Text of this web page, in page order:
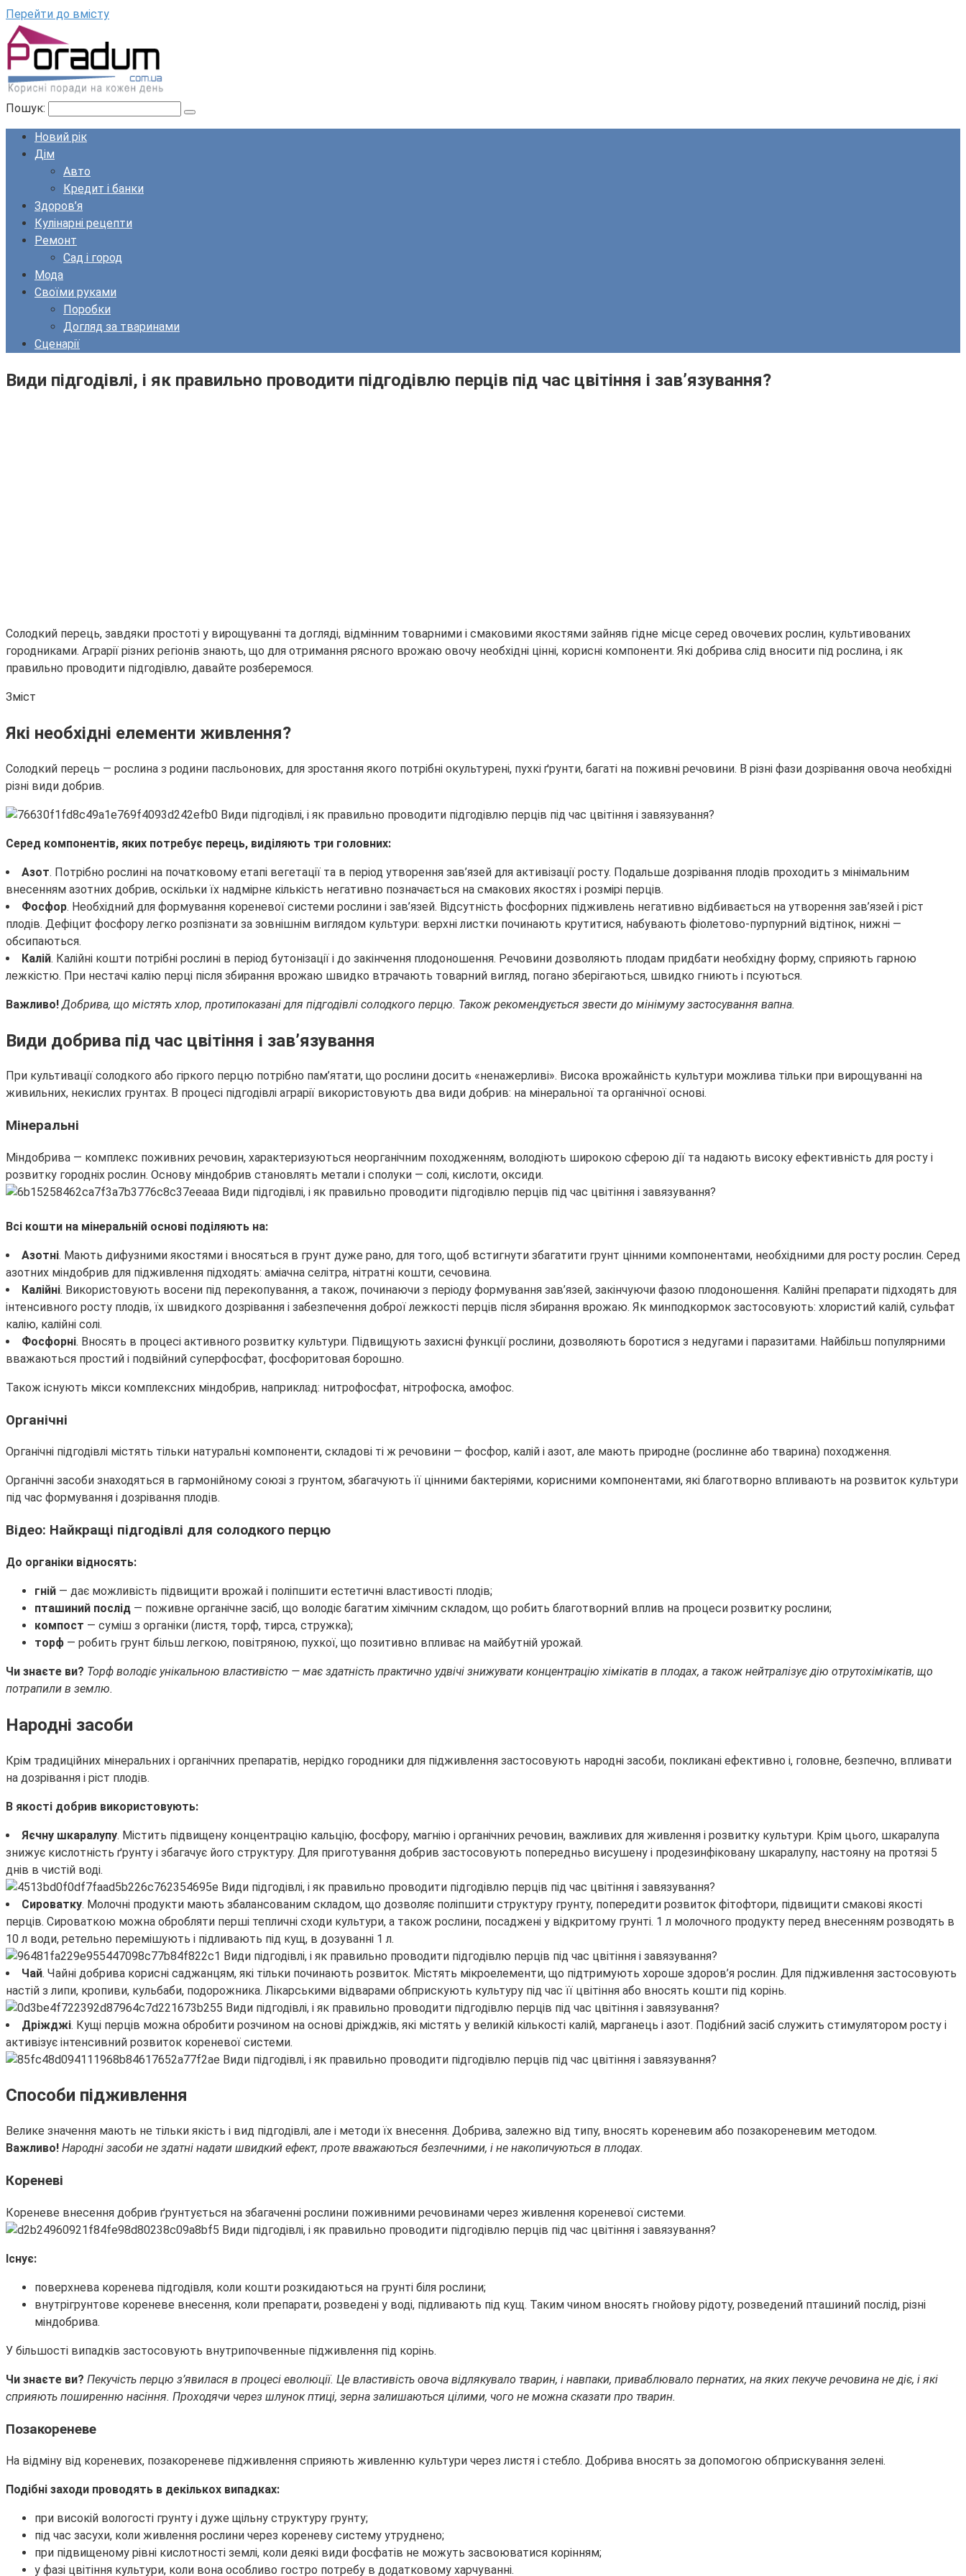
Перейти до вмісту
Пошук:
Новий рік
Дім
Авто
Кредит і банки
Здоров’я
Кулінарні рецепти
Ремонт
Сад і город
Мода
Своїми руками
Поробки
Догляд за тваринами
Сценарії
Види підгодівлі, і як правильно проводити підгодівлю перців під час цвітіння і зав’язування?
Солодкий перець, завдяки простоті у вирощуванні та догляді, відмінним товарними і смаковими якостями зайняв гідне місце серед овочевих рослин, культивованих
городниками. Аграрії різних регіонів знають, що для отримання рясного врожаю овочу необхідні цінні, корисні компоненти. Які добрива слід вносити під рослина, і як
правильно проводити підгодівлю, давайте розберемося.
Зміст
Які необхідні елементи живлення?
Солодкий перець — рослина з родини пасльонових, для зростання якого потрібні окультурені, пухкі ґрунти, багаті на поживні речовини. В різні фази дозрівання овоча необхідні
різні види добрив.
Серед компонентів, яких потребує перець, виділяють три головних:
Азот. Потрібно рослині на початковому етапі вегетації та в період утворення зав’язей для активізації росту. Подальше дозрівання плодів проходить з мінімальним
внесенням азотних добрив, оскільки їх надмірне кількість негативно позначається на смакових якостях і розмірі перців.
Фосфор. Необхідний для формування кореневої системи рослини і зав’язей. Відсутність фосфорних підживлень негативно відбивається на утворення зав’язей і ріст
плодів. Дефіцит фосфору легко розпізнати за зовнішнім виглядом культури: верхні листки починають крутитися, набувають фіолетово-пурпурний відтінок, нижні —
обсипаються.
Калій. Калійні кошти потрібні рослині в період бутонізації і до закінчення плодоношення. Речовини дозволяють плодам придбати необхідну форму, сприяють гарною
лежкістю. При нестачі калію перці після збирання врожаю швидко втрачають товарний вигляд, погано зберігаються, швидко гниють і псуються.
Важливо! Добрива, що містять хлор, протипоказані для підгодівлі солодкого перцю. Також рекомендується звести до мінімуму застосування вапна.
Види добрива під час цвітіння і зав’язування
При культивації солодкого або гіркого перцю потрібно пам’ятати, що рослини досить «ненажерливі». Висока врожайність культури можлива тільки при вирощуванні на
живильних, некислих грунтах. В процесі підгодівлі аграрії використовують два види добрив: на мінеральної та органічної основі.
Мінеральні
Міндобрива — комплекс поживних речовин, характеризуються неорганічним походженням, володіють широкою сферою дії та надають високу ефективність для росту і
розвитку городніх рослин. Основу міндобрив становлять метали і сполуки — солі, кислоти, оксиди.
Всі кошти на мінеральній основі поділяють на:
Азотні. Мають дифузними якостями і вносяться в грунт дуже рано, для того, щоб встигнути збагатити грунт цінними компонентами, необхідними для росту рослин. Серед
азотних міндобрив для підживлення підходять: аміачна селітра, нітратні кошти, сечовина.
Калійні. Використовують восени під перекопування, а також, починаючи з періоду формування зав’язей, закінчуючи фазою плодоношення. Калійні препарати підходять для
інтенсивного росту плодів, їх швидкого дозрівання і забезпечення доброї лежкості перців після збирання врожаю. Як минподкормок застосовують: хлористий калій, сульфат
калію, калійні солі.
Фосфорні. Вносять в процесі активного розвитку культури. Підвищують захисні функції рослини, дозволяють боротися з недугами і паразитами. Найбільш популярними
вважаються простий і подвійний суперфосфат, фосфоритовая борошно.
Також існують мікси комплексних міндобрив, наприклад: нитрофосфат, нітрофоска, амофос.
Органічні
Органічні підгодівлі містять тільки натуральні компоненти, складові ті ж речовини — фосфор, калій і азот, але мають природне (рослинне або тварина) походження.
Органічні засоби знаходяться в гармонійному союзі з грунтом, збагачують її цінними бактеріями, корисними компонентами, які благотворно впливають на розвиток культури
під час формування і дозрівання плодів.
Відео: Найкращі підгодівлі для солодкого перцю
До органіки відносять:
гній — дає можливість підвищити врожай і поліпшити естетичні властивості плодів;
пташиний послід — поживне органічне засіб, що володіє багатим хімічним складом, що робить благотворний вплив на процеси розвитку рослини;
компост — суміш з органіки (листя, торф, тирса, стружка);
торф — робить грунт більш легкою, повітряною, пухкої, що позитивно впливає на майбутній урожай.
Чи знаєте ви? Торф володіє унікальною властивістю — має здатність практично удвічі знижувати концентрацію хімікатів в плодах, а також нейтралізує дію отрутохімікатів, що
потрапили в землю.
Народні засоби
Крім традиційних мінеральних і органічних препаратів, нерідко городники для підживлення застосовують народні засоби, покликані ефективно і, головне, безпечно, впливати
на дозрівання і ріст плодів.
В якості добрив використовують:
Яєчну шкаралупу. Містить підвищену концентрацію кальцію, фосфору, магнію і органічних речовин, важливих для живлення і розвитку культури. Крім цього, шкаралупа
знижує кислотність ґрунту і збагачує його структуру. Для приготування добрив застосовують попередньо висушену і продезинфіковану шкаралупу, настояну на протязі 5
днів в чистій воді.
Сироватку. Молочні продукти мають збалансованим складом, що дозволяє поліпшити структуру грунту, попередити розвиток фітофтори, підвищити смакові якості
перців. Сироваткою можна обробляти перші тепличні сходи культури, а також рослини, посаджені у відкритому грунті. 1 л молочного продукту перед внесенням розводять в
10 л води, ретельно перемішують і підливають під кущ, в дозуванні 1 л.
Чай. Чайні добрива корисні саджанцям, які тільки починають розвиток. Містять мікроелементи, що підтримують хороше здоров’я рослин. Для підживлення застосовують
настій з липи, кропиви, кульбаби, подорожника. Лікарськими відварами обприскують культуру під час її цвітіння або вносять кошти під корінь.
Дріжджі. Кущі перців можна обробити розчином на основі дріжджів, які містять у великій кількості калій, марганець і азот. Подібний засіб служить стимулятором росту і
активізує інтенсивний розвиток кореневої системи.
Способи підживлення
Велике значення мають не тільки якість і вид підгодівлі, але і методи їх внесення. Добрива, залежно від типу, вносять кореневим або позакореневим методом.
Важливо! Народні засоби не здатні надати швидкий ефект, проте вважаються безпечними, і не накопичуються в плодах.
Кореневі
Кореневе внесення добрив ґрунтується на збагаченні рослини поживними речовинами через живлення кореневої системи.
Існує:
поверхнева коренева підгодівля, коли кошти розкидаються на грунті біля рослини;
внутрігрунтове кореневе внесення, коли препарати, розведені у воді, підливають під кущ. Таким чином вносять гнойову рідоту, розведений пташиний послід, різні
міндобрива.
У більшості випадків застосовують внутрипочвенные підживлення під корінь.
Чи знаєте ви? Пекучість перцю з’явилася в процесі еволюції. Це властивість овоча відлякувало тварин, і навпаки, приваблювало пернатих, на яких пекуче речовина не діє, і які
сприяють поширенню насіння. Проходячи через шлунок птиці, зерна залишаються цілими, чого не можна сказати про тварин.
Позакореневе
На відміну від кореневих, позакореневе підживлення сприяють живленню культури через листя і стебло. Добрива вносять за допомогою обприскування зелені.
Подібні заходи проводять в декількох випадках:
при високій вологості грунту і дуже щільну структуру грунту;
під час засухи, коли живлення рослини через кореневу систему утруднено;
при підвищеному рівні кислотності землі, коли деякі види фосфатів не можуть засвоюватися корінням;
у фазі цвітіння культури, коли вона особливо гостро потребу в додатковому харчуванні.